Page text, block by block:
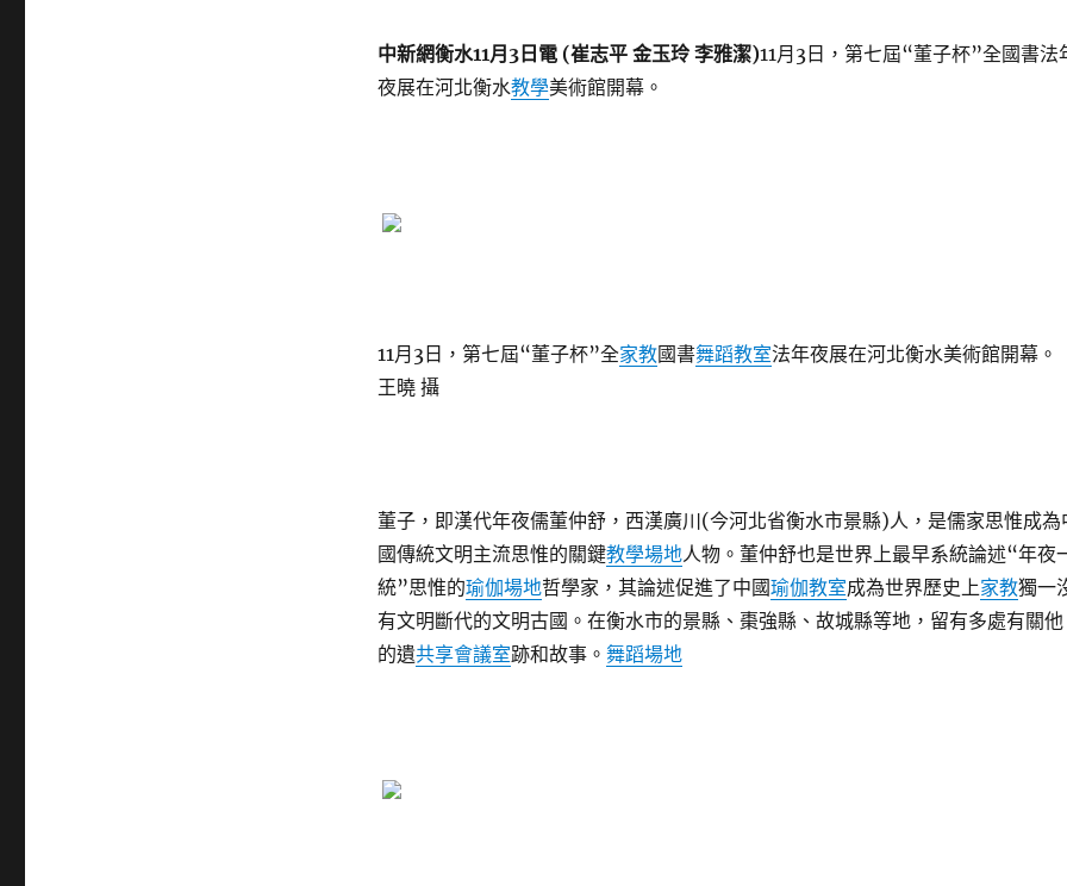
中新網衡水11月3日電 (崔志平 金玉玲 李雅潔)11月3日，第七屆“董子杯”全國書法
夜展在河北衡水教學美術館開幕。
11月3日，第七屆“董子杯”全家教國書舞蹈教室法年夜展在河北衡水美術館開幕
王曉 攝
董子，即漢代年夜儒董仲舒，西漢廣川(今河北省衡水市景縣)人，是儒家思惟成為
國傳統文明主流思惟的關鍵教學場地人物。董仲舒也是世界上最早系統論述“年夜
統”思惟的瑜伽場地哲學家，其論述促進了中國瑜伽教室成為世界歷史上家教獨一
有文明斷代的文明古國。在衡水市的景縣、棗強縣、故城縣等地，留有多處有關他
的遺共享會議室跡和故事。 舞蹈場地